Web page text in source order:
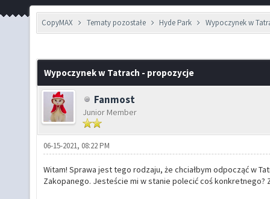
CopyMAX Tematy pozostałe Hyde Park Wypoczynek w
Wypoczynek w Tatrach - propozycje
Fanmost
Junior Member
06-15-2021, 08:22 PM
Witam! Sprawa jest tego rodzaju, że chciałbym odpocząć w
Zakopanego. Jesteście mi w stanie polecić coś